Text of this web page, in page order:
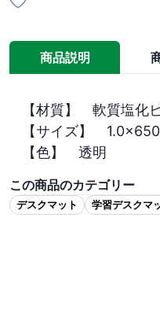
商品説明
【材質】　軟質塩化
【サイズ】　
【色】　透明
この商品のカテゴリー
デスクマット 学習デスクマ